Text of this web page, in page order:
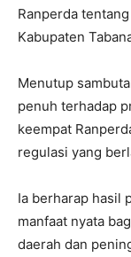
Ranperda
Kabupaten
Menutup
penuh terhadap
keempat
regulasi yang
Ia berharap hasil
manfaat nyata
daerah dan